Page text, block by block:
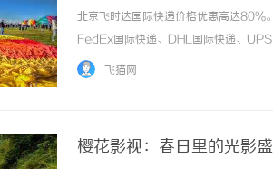
北京飞时达国际快递价格优惠高达80%
FedEx国际快递、DHL国际快递、
务。物流行业日益竞争激烈的背景下
飞猫网
樱花影视：春日里的光影